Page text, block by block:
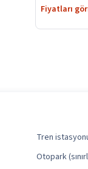
Fiyatları
Tren
Otopark